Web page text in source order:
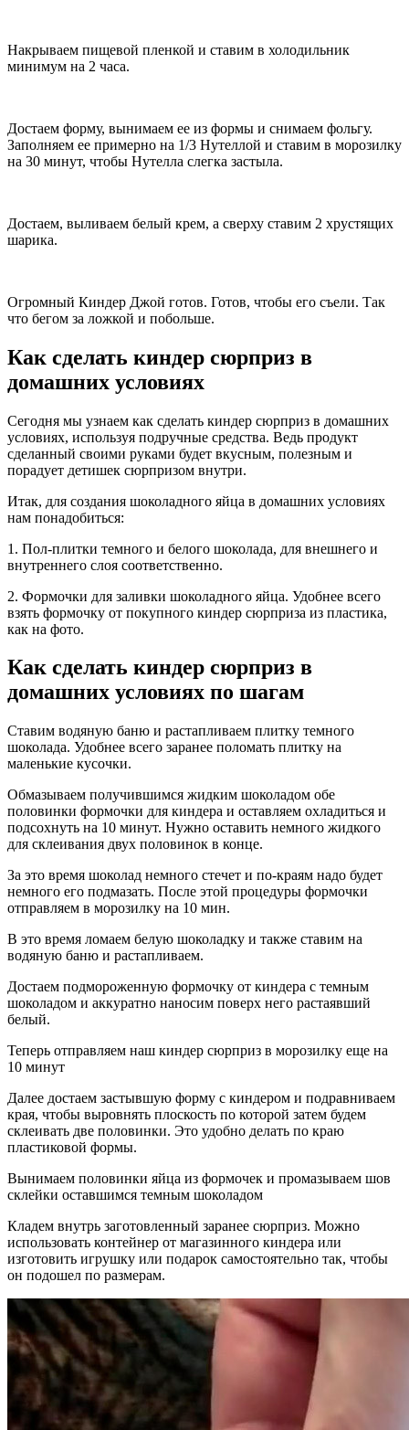
Накрываем пищевой пленкой и ставим в холодильник
минимум на 2 часа.
Достаем форму, вынимаем ее из формы и снимаем фольгу.
Заполняем ее примерно на 1/3 Нутеллой и ставим в морозилку
на 30 минут, чтобы Нутелла слегка застыла.
Достаем, выливаем белый крем, а сверху ставим 2 хрустящих
шарика.
Огромный Киндер Джой готов. Готов, чтобы его съели. Так
что бегом за ложкой и побольше.
Как сделать киндер сюрприз в
домашних условиях
Сегодня мы узнаем как сделать киндер сюрприз в домашних
условиях, используя подручные средства. Ведь продукт
сделанный своими руками будет вкусным, полезным и
порадует детишек сюрпризом внутри.
Итак, для создания шоколадного яйца в домашних условиях
нам понадобиться:
1. Пол-плитки темного и белого шоколада, для внешнего и
внутреннего слоя соответственно.
2. Формочки для заливки шоколадного яйца. Удобнее всего
взять формочку от покупного киндер сюрприза из пластика,
как на фото.
Как сделать киндер сюрприз в
домашних условиях по шагам
Ставим водяную баню и растапливаем плитку темного
шоколада. Удобнее всего заранее поломать плитку на
маленькие кусочки.
Обмазываем получившимся жидким шоколадом обе
половинки формочки для киндера и оставляем охладиться и
подсохнуть на 10 минут. Нужно оставить немного жидкого
для склеивания двух половинок в конце.
За это время шоколад немного стечет и по-краям надо будет
немного его подмазать. После этой процедуры формочки
отправляем в морозилку на 10 мин.
В это время ломаем белую шоколадку и также ставим на
водяную баню и растапливаем.
Достаем подмороженную формочку от киндера с темным
шоколадом и аккуратно наносим поверх него растаявший
белый.
Теперь отправляем наш киндер сюрприз в морозилку еще на
10 минут
Далее достаем застывшую форму с киндером и подравниваем
края, чтобы выровнять плоскость по которой затем будем
склеивать две половинки. Это удобно делать по краю
пластиковой формы.
Вынимаем половинки яйца из формочек и промазываем шов
склейки оставшимся темным шоколадом
Кладем внутрь заготовленный заранее сюрприз. Можно
использовать контейнер от магазинного киндера или
изготовить игрушку или подарок самостоятельно так, чтобы
он подошел по размерам.